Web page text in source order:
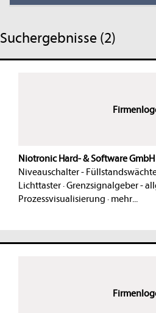
Suchergebnisse (2)
Niotronic Hard- & Software GmbH
Niveauschalter -
Lichttaster·Grenzsignalgeber -
Prozessvisualisierung · mehr...